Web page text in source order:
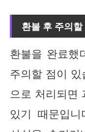
환불 후 주의
환불을 완료했
주의할 점이
으로 처리되면
있기 때문입